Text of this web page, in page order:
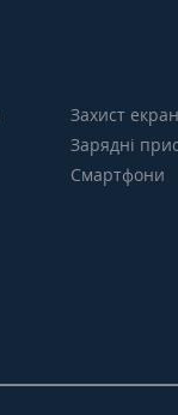
Захист
Зарядні
Смартфони